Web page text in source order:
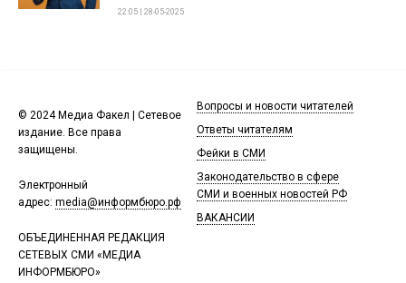
22:05 | 28-05-2025
© 2024 Медиа Факел | Сетевое
издание. Все права
защищены.
Электронный
адрес: media@информбюро.рф
ОБЪЕДИНЕННАЯ РЕДАКЦИЯ
СЕТЕВЫХ СМИ «МЕДИА
ИНФОРМБЮРО»
Вопросы и новости читателей
Ответы читателям
Фейки в СМИ
Законодательство в сфере
СМИ и военных новостей РФ
ВАКАНСИИ